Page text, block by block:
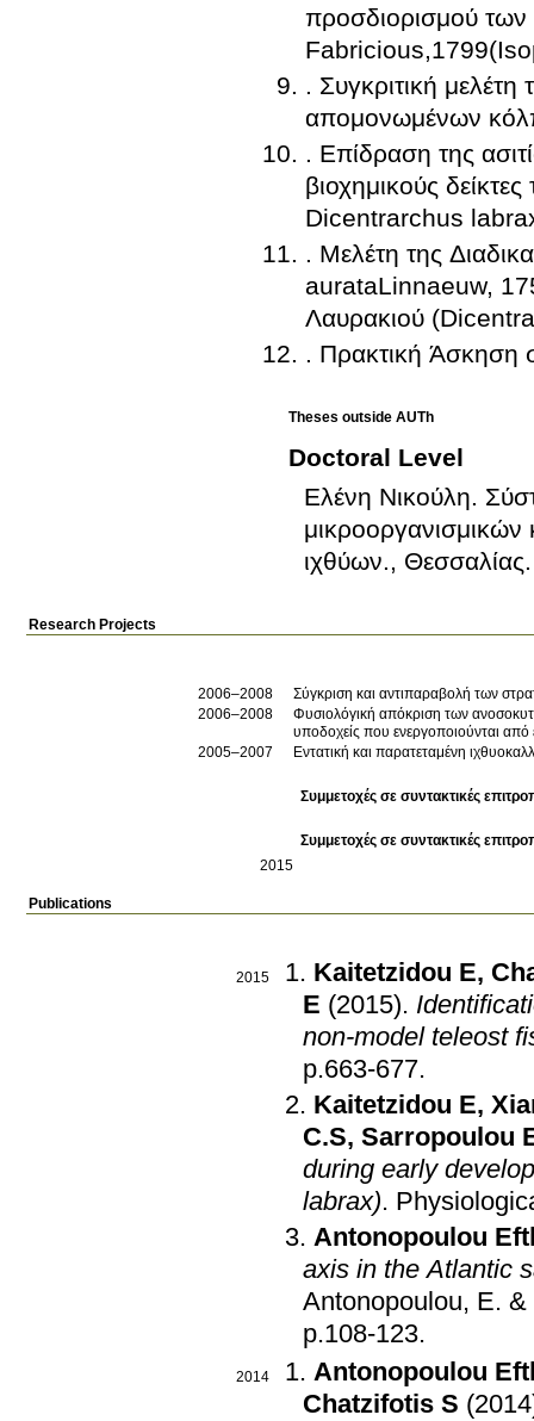
προσδιορισμού
. Συγκριτική
απομονωμένων
. Επίδραση της
βιοχημικούς
Dicentrarchus
. Μελέτη της
aurataLinnaeuw,
Λαυρακιού
. Πρακτική Άσκηση
Theses outside AUTh
Doctoral Level
Ελένη Νικούλη.
ιχθύων., Θεσσαλίας.
Research Projects
2006–2008
Σύγκριση και αντιπαραβολή των
2006–2008
Φυσιολόγική απόκριση των
υποδοχείς που ενεργοποιούνται
2005–2007
Εντατική και παρατεταμένη
Συμμετοχές σε συντακτικές
Συμμετοχές σε συντακτικές
2015
Publications
2015 Kaitetzidou E,
E (2015).
non-model teleost
p.663-677.
Kaitetzidou E,
C.S, Sarropoulou
during early
labrax).
Antonopoulou
axis in the Atlantic
Antonopoulou, E. &
p.108-123.
2014
Antonopoulou
Chatzifotis S